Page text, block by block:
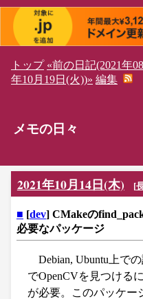
トップ «前の日記(2021年
年10月19日(火))» 編集
メモの日々
2021年10月14日(木) [
■ [dev] CMakeの
必要なパッケージ
Debian, Ubuntu上で
でOpenCVを見つける
が必要。このパッケー